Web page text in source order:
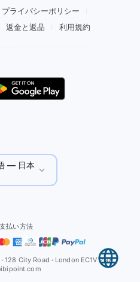
プライバシーポリシー
返金と返品 利用規約
— 日本
払い方法
· 128 City Road · London EC1V 2NX